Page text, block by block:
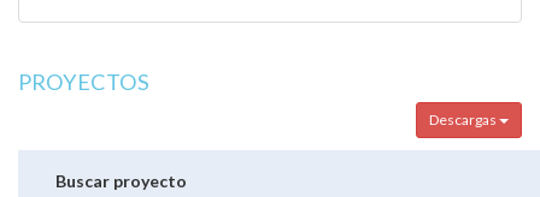
PROYECTOS
Descargas
Buscar proyecto